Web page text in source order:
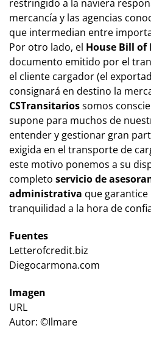
restringido a la naviera
mercancía y las agencias
que intermedian entre
Por otro lado, el House Bill of
documento emitido por el
el cliente cargador(el
consignará en destino la
CSTransitariossomos
supone para muchos de
entender y gestionar gran
exigida en el transporte de
este motivo ponemos a su
completo servicio de
administrativa que
tranquilidad a la hora de
Fuentes
Letterofcredit.biz
Diegocarmona.com
Imagen
URL
Autor: ©Ilmare